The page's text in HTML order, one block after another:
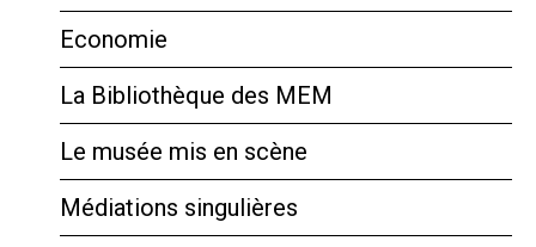
Economie
La Bibliothèque des MEM
Le musée mis en scène
Médiations singulières